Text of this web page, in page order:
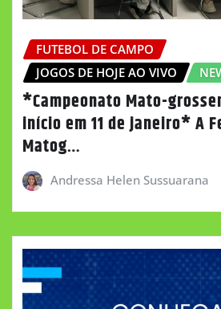
FUTEBOL DE CAMPO
JOGOS DE HOJE AO VIVO
*Campeonato Mato-
início em 11 de janeiro* A
Matog…
Andressa Helen Sussuarana